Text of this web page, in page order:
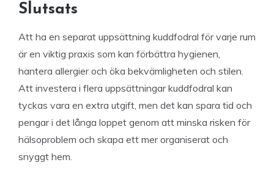
Slutsats
Att ha en separat uppsättning kuddfodral för varje rum
är en viktig praxis som kan förbättra hygienen,
hantera allergier och öka bekvämligheten och stilen.
Att investera i flera uppsättningar kuddfodral kan
tyckas vara en extra utgift, men det kan spara tid och
pengar i det långa loppet genom att minska risken för
hälsoproblem och skapa ett mer organiserat och
snyggt hem.